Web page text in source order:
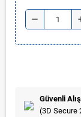
remove
Güvenli
(3D Secure